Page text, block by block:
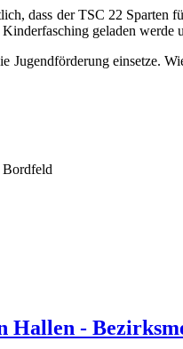
dass der TSC 22 Sparten
geladen werde
Jugendförderung
Bordfeld
Hallen -